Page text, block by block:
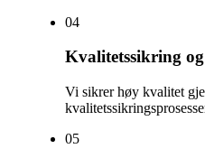
04
Kvalitetssikring
Vi sikrer høy kvalitet
05